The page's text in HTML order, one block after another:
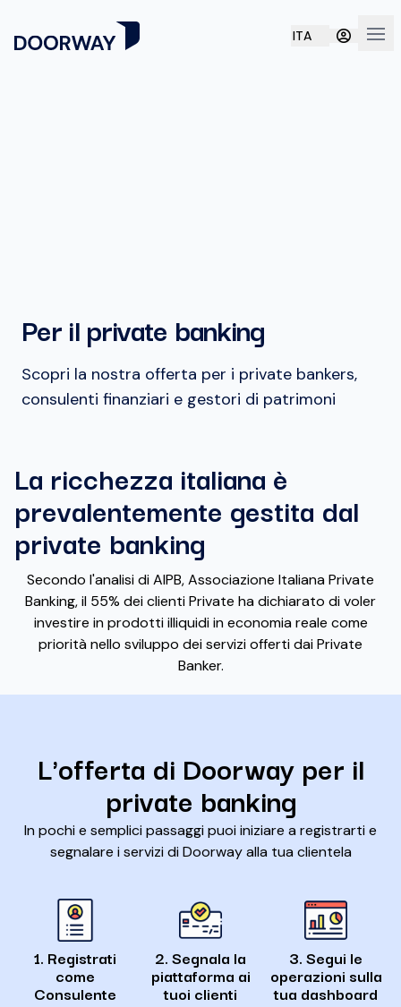
ITA
Per il private banking
Scopri la nostra offerta per i private bankers,
consulenti finanziari e gestori di patrimoni
La ricchezza italiana è
prevalentemente gestita dal
private banking
Secondo l'analisi di AIPB, Associazione Italiana Private
Banking, il 55% dei clienti Private ha dichiarato di voler
investire in prodotti illiquidi in economia reale come
priorità nello sviluppo dei servizi offerti dai Private
Banker.
L'offerta di Doorway per il
private banking
In pochi e semplici passaggi puoi iniziare a registrarti e
segnalare i servizi di Doorway alla tua clientela
1. Registrati
come
Consulente
2. Segnala la
piattaforma ai
tuoi clienti
3. Segui le
operazioni sulla
tua dashboard